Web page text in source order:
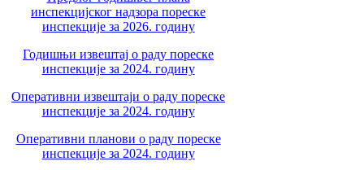
инспекцијског надзора пореске
инспекције за 2026. годину
Годишњи извештај о раду пореске
инспекције за 2024. годину
Оперативни извештаји о раду пореске
инспекције за 2024. годину
Оперативни планови о раду пореске
инспекције за 2024. годину